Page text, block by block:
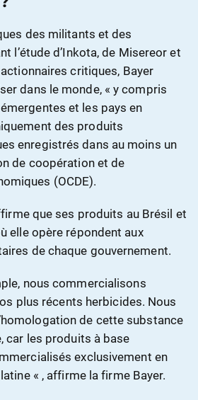
des militants et des
l’étude d’Inkota, de Misereor et
critiques, Bayer
dans le monde, « y compris
et les pays en
des produits
enregistrés dans au moins un
de coopération et de
(OCDE).
que ses produits au Brésil et
elle opère répondent aux
de chaque gouvernement.
nous commercialisons
plus récents herbicides. Nous
de cette substance
car les produits à base
exclusivement en
« , affirme la firme Bayer.